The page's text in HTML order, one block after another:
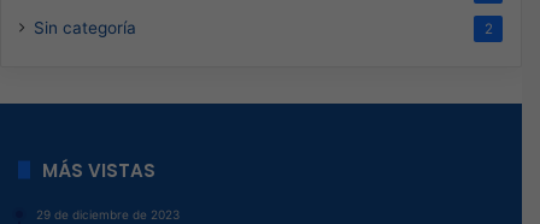
Sin categoría 2
MÁS VISTAS
29 de diciembre de 2023